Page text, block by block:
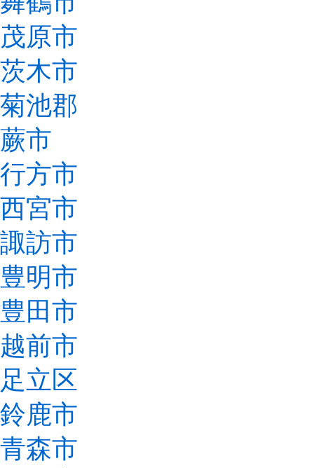
茂原市
茨木市
菊池郡
蕨市
行方市
西宮市
諏訪市
豊明市
豊田市
越前市
足立区
鈴鹿市
青森市